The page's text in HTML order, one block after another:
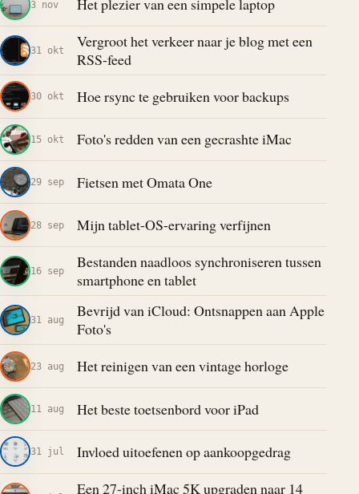
3 nov Het plezier van een simpele laptop
31 okt
Vergroot het verkeer naar je blog met een
RSS-feed
30 okt Hoe rsync te gebruiken voor backups
15 okt Foto's redden van een gecrashte iMac
29 sep Fietsen met Omata One
28 sep Mijn tablet-OS-ervaring verfijnen
16 sep
Bestanden naadloos synchroniseren tussen
smartphone en tablet
31 aug
Bevrijd van iCloud: Ontsnappen aan Apple
Foto's
23 aug Het reinigen van een vintage horloge
11 aug Het beste toetsenbord voor iPad
31 jul Invloed uitoefenen op aankoopgedrag
Een 27-inch iMac 5K upgraden naar 14